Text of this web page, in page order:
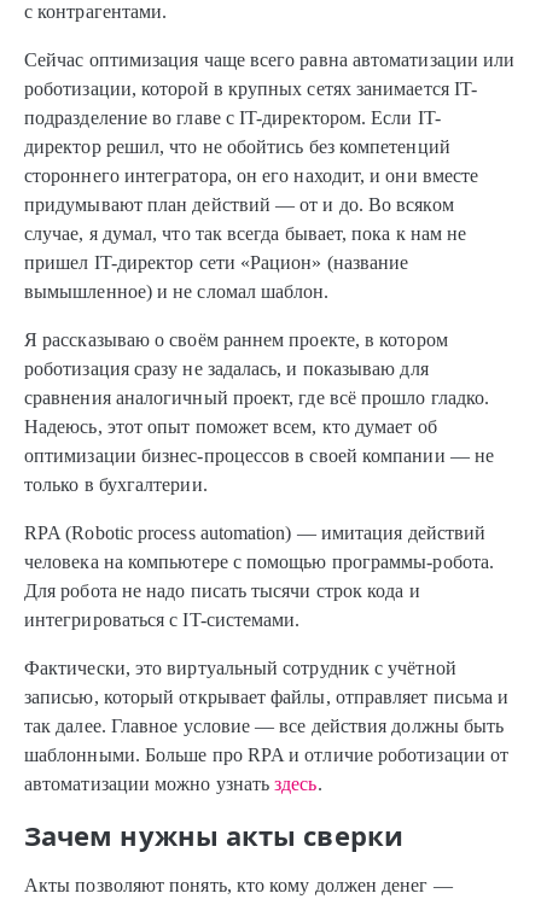
с контрагентами.
Сейчас оптимизация чаще всего равна автоматизации или
роботизации, которой в крупных сетях занимается IT-
подразделение во главе с IT-директором. Если IT-
директор решил, что не обойтись без компетенций
стороннего интегратора, он его находит, и они вместе
придумывают план действий — от и до. Во всяком
случае, я думал, что так всегда бывает, пока к нам не
пришел IT-директор сети «Рацион» (название
вымышленное) и не сломал шаблон.
Я рассказываю о своём раннем проекте, в котором
роботизация сразу не задалась, и показываю для
сравнения аналогичный проект, где всё прошло гладко.
Надеюсь, этот опыт поможет всем, кто думает об
оптимизации бизнес-процессов в своей компании — не
только в бухгалтерии.
RPA (Robotic process automation) — имитация действий
человека на компьютере с помощью программы-робота.
Для робота не надо писать тысячи строк кода и
интегрироваться с IT-системами.
Фактически, это виртуальный сотрудник с учётной
записью, который открывает файлы, отправляет письма и
так далее. Главное условие — все действия должны быть
шаблонными. Больше про RPA и отличие роботизации от
автоматизации можно узнатьздесь.
Зачем нужны акты сверки
Акты позволяют понять, кто кому должен денег —